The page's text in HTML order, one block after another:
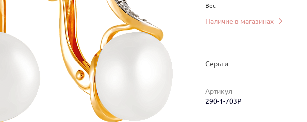
Вес
Наличие в магазинах
Серьги
Артикул
290-1-703Р